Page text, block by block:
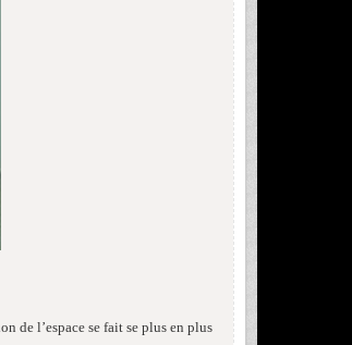
de l’espace se fait se plus en plus